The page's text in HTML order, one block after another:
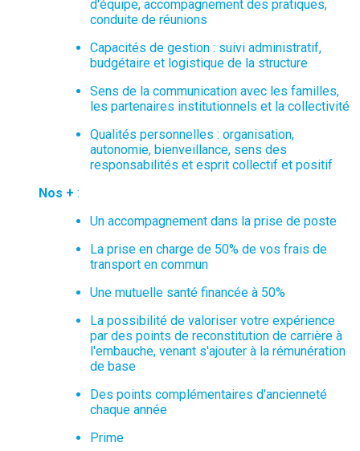
d'équipe, accompagnement des pratiques,
conduite de réunions
Capacités de gestion : suivi administratif,
budgétaire et logistique de la structure
Sens de la communication avec les familles,
les partenaires institutionnels et la collectivité
Qualités personnelles : organisation,
autonomie, bienveillance, sens des
responsabilités et esprit collectif et positif
Nos + :
Un accompagnement dans la prise de poste
La prise en charge de 50% de vos frais de
transport en commun
Une mutuelle santé financée à 50%
La possibilité de valoriser votre expérience
par des points de reconstitution de carrière à
l'embauche, venant s'ajouter à la rémunération
de base
Des points complémentaires d'ancienneté
chaque année
Prime